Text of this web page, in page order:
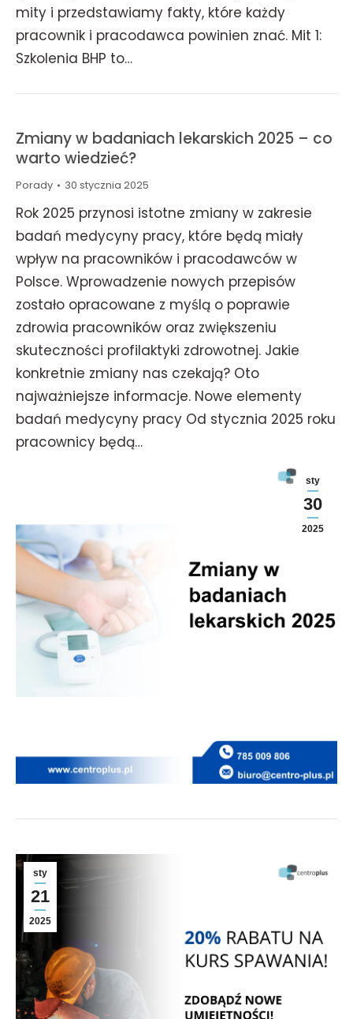
mity i przedstawiamy fakty, które każdy
pracownik i pracodawca powinien znać. Mit 1:
Szkolenia BHP to…
Zmiany w badaniach lekarskich 2025 – co
warto wiedzieć?
Porady 30 stycznia 2025
Rok 2025 przynosi istotne zmiany w zakresie
badań medycyny pracy, które będą miały
wpływ na pracowników i pracodawców w
Polsce. Wprowadzenie nowych przepisów
zostało opracowane z myślą o poprawie
zdrowia pracowników oraz zwiększeniu
skuteczności profilaktyki zdrowotnej. Jakie
konkretnie zmiany nas czekają? Oto
najważniejsze informacje. Nowe elementy
badań medycyny pracy Od stycznia 2025 roku
pracownicy będą…
sty
30
2025
sty
21
2025